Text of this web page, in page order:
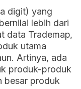
digit) yang
lebih dari
data Trademap,
utama
Artinya, ada
produk-produk
besar produk